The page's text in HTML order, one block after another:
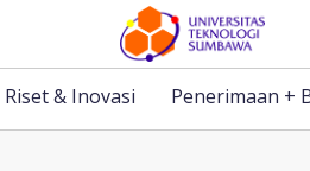
Riset & Inovasi Penerimaan +